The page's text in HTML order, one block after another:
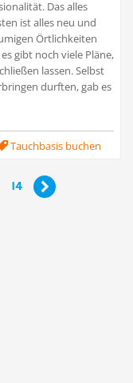
Das alles
ist alles neu und
Örtlichkeiten
gibt noch viele Pläne,
lassen. Selbst
durften, gab es
Tauchbasis buchen
14 